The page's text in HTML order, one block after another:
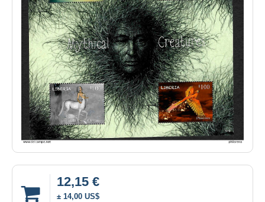
12,15 €
± 14,00 US$